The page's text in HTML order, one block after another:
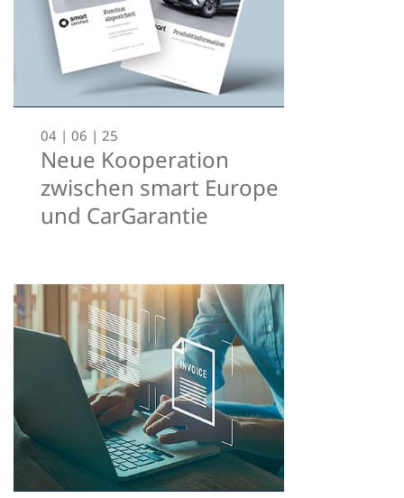
04 | 06 | 25
Neue Kooperation
zwischen smart Europe
und CarGarantie